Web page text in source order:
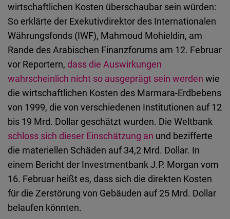
wirtschaftlichen Kosten überschaubar sein würden:
So erklärte der Exekutivdirektor des Internationalen
Währungsfonds (IWF), Mahmoud Mohieldin, am
Rande des Arabischen Finanzforums am 12. Februar
vor Reportern, dass die Auswirkungen
wahrscheinlich nicht so ausgeprägt sein werden wie
die wirtschaftlichen Kosten des Marmara-Erdbebens
von 1999, die von verschiedenen Institutionen auf 12
bis 19 Mrd. Dollar geschätzt wurden. Die Weltbank
schloss sich dieser Einschätzung an und bezifferte
die materiellen Schäden auf 34,2 Mrd. Dollar. In
einem Bericht der Investmentbank J.P. Morgan vom
16. Februar heißt es, dass sich die direkten Kosten
für die Zerstörung von Gebäuden auf 25 Mrd. Dollar
belaufen könnten.
Newsletter2go
Embed
Podigee
Embed
D.Vinci
Embed
Typeform
Embed